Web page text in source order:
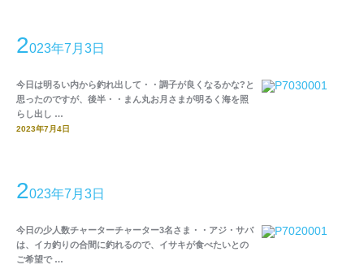
2023年7月3日
今日は明るい内から釣れ出して・・調子が良くなるかな?と
思ったのですが、後半・・まん丸お月さまが明るく海を照
らし出し …
2023年7月4日
2023年7月3日
今日の少人数チャーターチャーター3名さま・・アジ・サバ
は、イカ釣りの合間に釣れるので、イサキが食べたいとの
ご希望で …